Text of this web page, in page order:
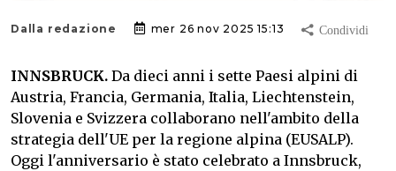
Dalla redazione mer 26 nov 2025 15:13
INNSBRUCK. Da dieci anni i sette Paesi alpini di
Austria, Francia, Germania, Italia, Liechtenstein,
Slovenia e Svizzera collaborano nell'ambito della
strategia dell'UE per la regione alpina (EUSALP).
Oggi l'anniversario è stato celebrato a Innsbruck,